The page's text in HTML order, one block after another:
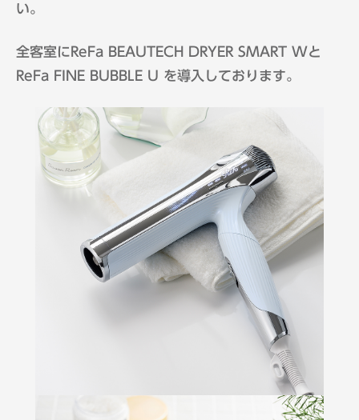
い。
全客室にReFa BEAUTECH DRYER SMART Wと
ReFa FINE BUBBLE U を導入しております。